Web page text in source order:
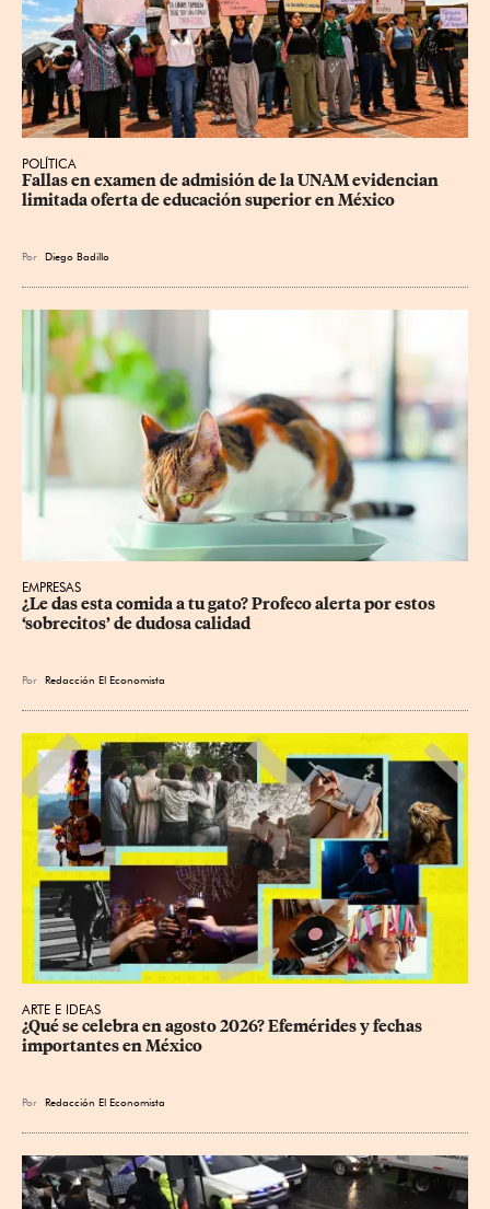
POLÍTICA
Fallas en examen de admisión de la UNAM evidencian
limitada oferta de educación superior en México
Por Diego Badillo
EMPRESAS
¿Le das esta comida a tu gato? Profeco alerta por estos
‘sobrecitos’ de dudosa calidad
Por Redacción El Economista
ARTE E IDEAS
¿Qué se celebra en agosto 2026? Efemérides y fechas
importantes en México
Por Redacción El Economista